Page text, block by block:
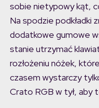
sobie nietypowy kąt,
Na spodzie podkładki
dodatkowe gumowe
stanie utrzymać
rozłożeniu nóżek,
czasem wystarczy
Crato RGB w tył, aby